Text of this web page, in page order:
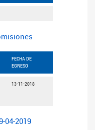
FECHA DE
EGRESO
13-11-2018
04-2019